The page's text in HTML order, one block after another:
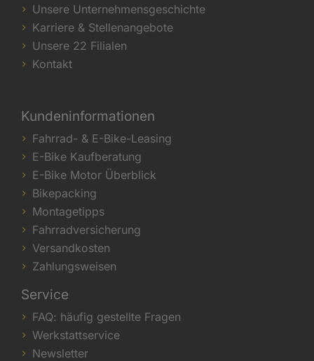
Unsere Unternehmensgeschichte
Karriere & Stellenangebote
Unsere 22 Filialen
Kontakt
Kundeninformationen
Fahrrad- & E-Bike-Leasing
E-Bike Kaufberatung
E-Bike Motor Überblick
Bikepacking
Montagetipps
Fahrradversicherung
Versandkosten
Zahlungsweisen
Service
FAQ: häufig gestellte Fragen
Werkstattservice
Newsletter